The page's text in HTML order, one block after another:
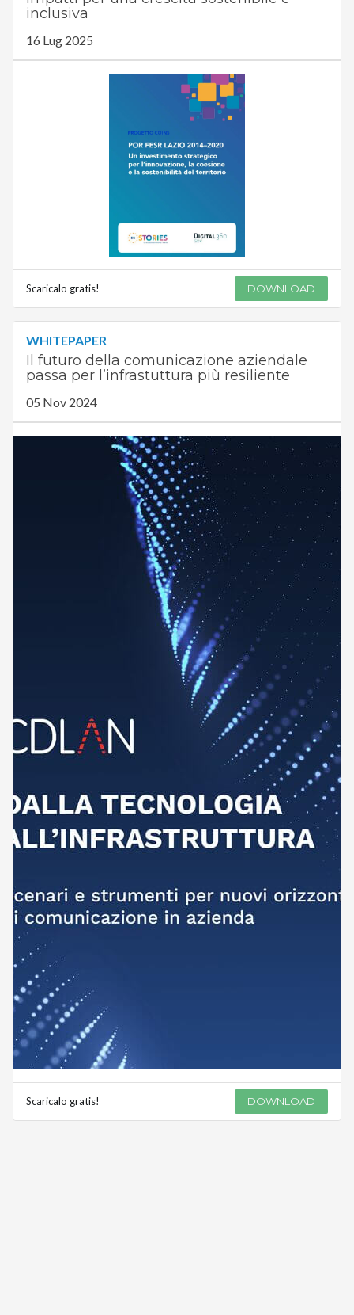
inclusiva
16 Lug 2025
Scaricalo gratis! DOWNLOAD
WHITEPAPER
Il futuro della comunicazione aziendale
passa per l’infrastuttura più resiliente
05 Nov 2024
Scaricalo gratis! DOWNLOAD